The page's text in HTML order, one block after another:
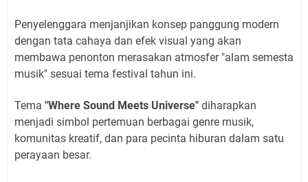
Penyelenggara menjanjikan konsep panggung modern
dengan tata cahaya dan efek visual yang akan
membawa penonton merasakan atmosfer "alam semesta
musik" sesuai tema festival tahun ini.
Tema "Where Sound Meets Universe" diharapkan
menjadi simbol pertemuan berbagai genre musik,
komunitas kreatif, dan para pecinta hiburan dalam satu
perayaan besar.